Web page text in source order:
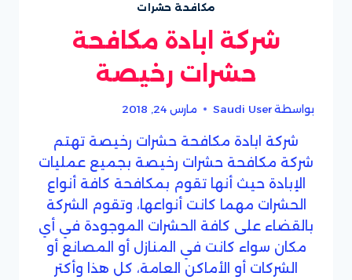
مكافحة حشرات
شركة ابادة مكافحة
حشرات رخيصة
بواسطةSaudi User مارس 24, 2018
شركة ابادة مكافحة حشرات رخيصة تهتم
شركة مكافحة حشرات رخيصة بجميع عمليات
الإبادة حيث أنها تقوم بمكافحة كافة أنواع
الحشرات مهما كانت أنواعها، وتقوم الشركة
بالقضاء على كافة الحشرات الموجودة في أي
مكان سواء كانت في المنازل أو المصانع أو
الشركات أو الأماكن العامة، كل هذا وأكتر